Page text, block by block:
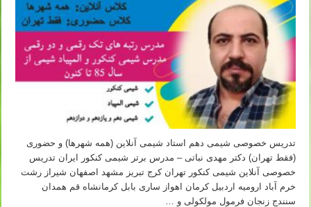
تدریس خصوصی شیمی دهم استاد شیمی آنلاین (همه شهرها) و حضوری
(فقط تهران) دکتر مهدی نباتی – مدرس برتر شیمی کنکور ایران تدریس
خصوصی آنلاین شیمی کنکور تهران کرج تبریز مشهد اصفهان شیراز رشت
خرم آباد ارومیه اردبیل کرمان اهواز ساری بابل کرمانشاه قم همدان
سنندج زنجان فرمول مولکولی و …